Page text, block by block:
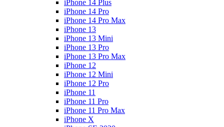
iPhone 14 Plus
iPhone 14 Pro
iPhone 14 Pro Max
iPhone 13
iPhone 13 Mini
iPhone 13 Pro
iPhone 13 Pro Max
iPhone 12
iPhone 12 Mini
iPhone 12 Pro
iPhone 11
iPhone 11 Pro
iPhone 11 Pro Max
iPhone X